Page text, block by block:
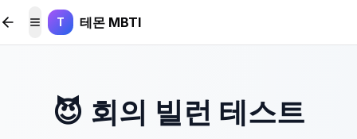
본문 바로가기
메뉴 토글
T 테몬 MBTI
😈 회의 빌런 테스트